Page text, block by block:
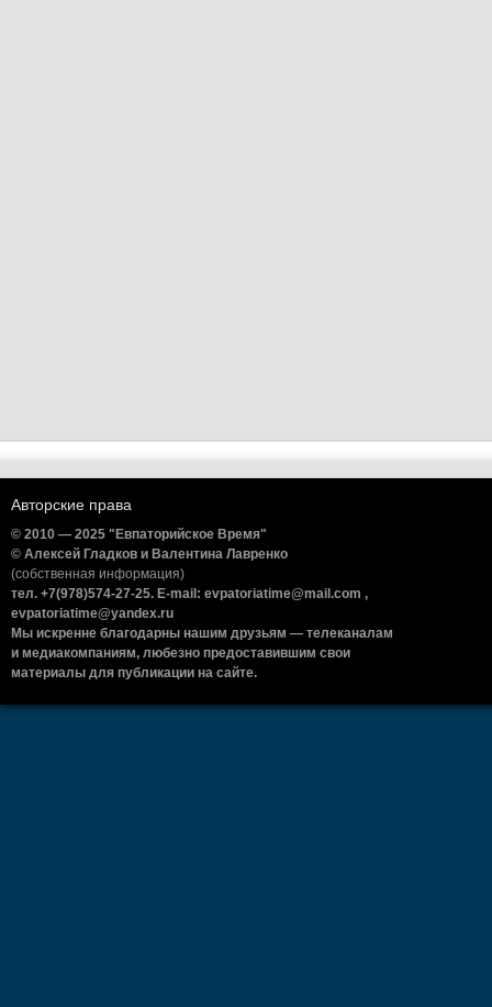
Авторские права
© 2010 — 2025 "Евпаторийское Время"
© Алексей Гладков и Валентина Лавренко
(собственная информация)
тел. +7(978)574-27-25. E-mail: evpatoriatime@mail.com ,
evpatoriatime@yandex.ru
Мы искренне благодарны нашим друзьям — телеканалам
и медиакомпаниям, любезно предоставившим свои
материалы для публикации на сайте.